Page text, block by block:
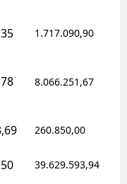
1.717.090,90
8.066.251,67
260.850,00
39.629.593,94